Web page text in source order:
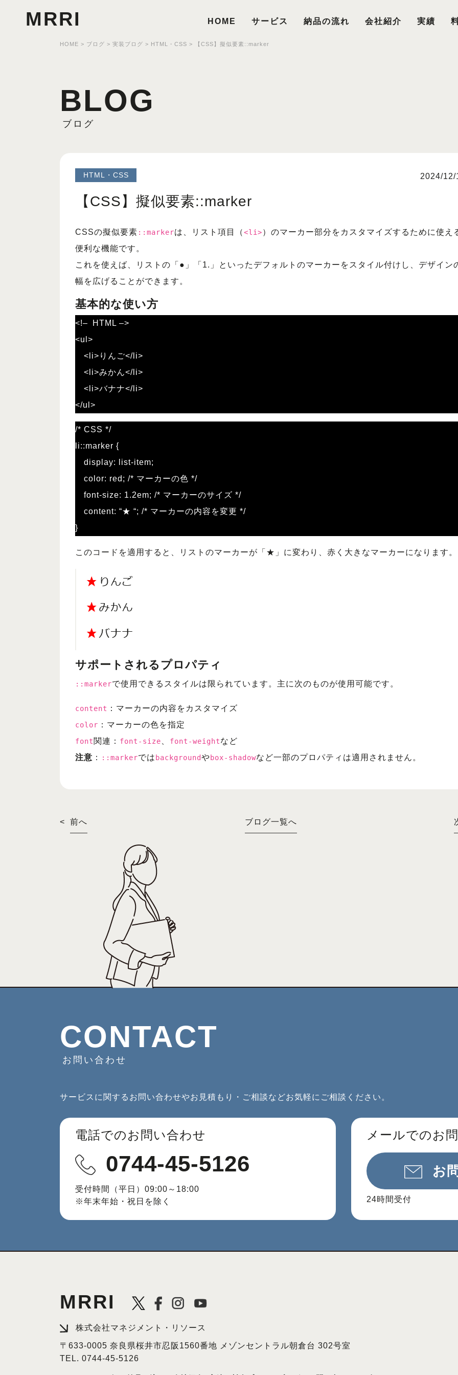
MRRI HOME サービス 納品の流れ 会社紹介 実績
HOME > ブログ > 実装ブログ > HTML・CSS > 【CSS】擬似要素::marker
BLOG
ブログ
HTML・CSS 2024/12/
【CSS】擬似要素::marker
CSSの擬似要素 ::markerは、リスト項目（<li>）のマーカー部分をカスタマイズするために使え
便利な機能です。
これを使えば、リストの「●」「1.」といったデフォルトのマーカーをスタイル付けし、デザイン
幅を広げることができます。
基本的な使い方
<!–
HTML –>
<ul>
<li>りんご</li>
<li>みかん</li>
<li>バナナ</li>
</ul>
/* CSS */
li::marker {
display: list-item;
color: red; /* マーカーの色 */
font-size: 1.2em; /* マーカーのサイズ */
content: “★ “; /* マーカーの内容を変更 */
}
このコードを適用すると、リストのマーカーが「★」に変わり、赤く大きなマーカーになります。
サポートされるプロパティ
::markerで使用できるスタイルは限られています。主に次のものが使用可能です。
content ：マーカーの内容をカスタマイズ
color ：マーカーの色を指定
font関連： font-size font-weightなど
注意 ： ::markerでは backgroundやbox-shadowなど一部のプロパティは適用されません。
< 前へ ブログ一覧へ
CONTACT
お問い合わせ
サービスに関するお問い合わせやお見積もり・ご相談などお気軽にご相談ください。
電話でのお問い合わせ
0744-45-5126
受付時間（平日）09:00～18:00
※年末年始・祝日を除く
メールでのお
お
24時間受付
MRRI
株式会社マネジメント・リソース
〒633-0005 奈良県桜井市忍阪1560番地 メゾンセントラル朝倉台 302号室
TEL. 0744-45-5126